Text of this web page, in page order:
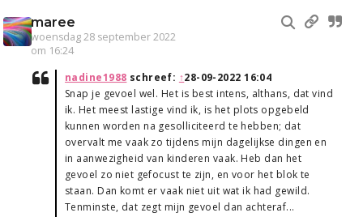
maree
woensdag 28 september 2022
om 16:24
nadine1988 schreef: ↑28-09-2022 16:04
Snap je gevoel wel. Het is best intens, althans, dat vind
ik. Het meest lastige vind ik, is het plots opgebeld
kunnen worden na gesolliciteerd te hebben; dat
overvalt me vaak zo tijdens mijn dagelijkse dingen en
in aanwezigheid van kinderen vaak. Heb dan het
gevoel zo niet gefocust te zijn, en voor het blok te
staan. Dan komt er vaak niet uit wat ik had gewild.
Tenminste, dat zegt mijn gevoel dan achteraf...